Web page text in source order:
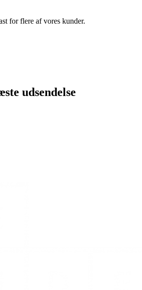
for flere af vores kunder.
udsendelse